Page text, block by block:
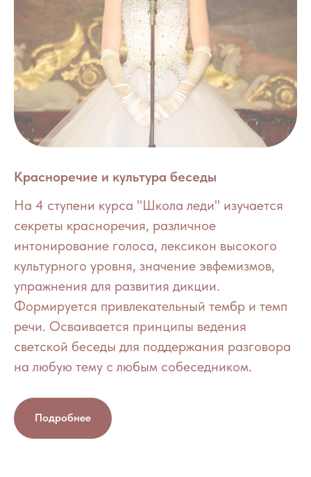
Красноречие и культура беседы
На 4 ступени курса "Школа леди" изучается
секреты красноречия, различное
интонирование голоса, лексикон высокого
культурного уровня, значение эвфемизмов,
упражнения для развития дикции.
Формируется привлекательный тембр и темп
речи. Осваивается принципы ведения
светской беседы для поддержания разговора
на любую тему с любым собеседником.
Подробнее